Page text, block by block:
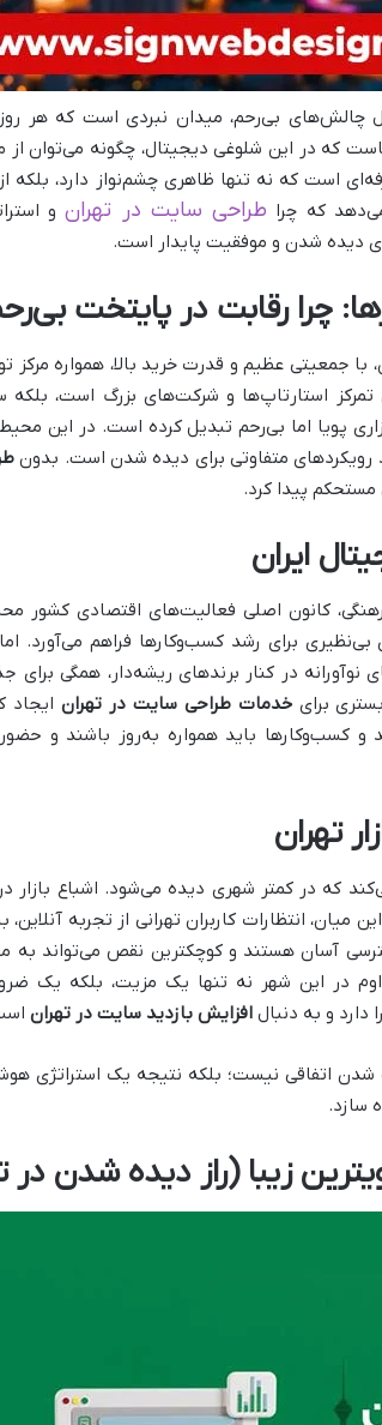
چالش‌های بی‌رحم، میدان نبردی است که هر
که در این شلوغی دیجیتال، چگونه می‌توان از
است که نه تنها ظاهری چشم‌نواز دارد، بلکه
که چرا طراحی سایت در تهرانو
دیده شدن و موفقیت پایدار است.
چرا رقابت در پایتخت
جمعیتی عظیم و قدرت خرید بالا، همواره مرکز
استارتاپ‌ها و شرکت‌های بزرگ است، بلکه
پویا اما بی‌رحم تبدیل کرده است. در این
رویکردهای متفاوتی برای دیده شدن است. بدون
پیدا کرد.
ایران
فرهنگی، کانون اصلی فعالیت‌های اقتصادی
برای رشد کسب‌وکارها فراهم می‌آورد.
نوآورانه در کنار برندهای ریشه‌دار، همگی
برایخدمات طراحی سایت در تهرانایجاد
و کسب‌وکارها باید همواره به‌روز باشند و
تهران
که در کمتر شهری دیده می‌شود. اشباع بازار در
میان، انتظارات کاربران تهرانی از تجربه آنلاین،
آسان هستند و کوچکترین نقص می‌تواند به
در این شهر نه تنها یک مزیت، بلکه یک
و به دنبالافزایش بازدید سایت در تهران
اتفاقی نیست؛ بلکه نتیجه یک استراتژی
سازد.
زیبا (راز دیده شدن در